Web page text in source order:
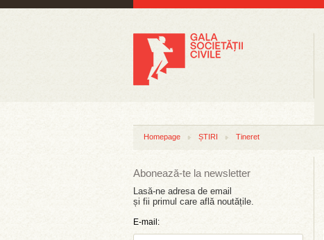
Homepage ȘTIRI Tineret
Abonează-te la newsletter
Lasă-ne adresa de email
și fii primul care află noutățile.
E-mail: